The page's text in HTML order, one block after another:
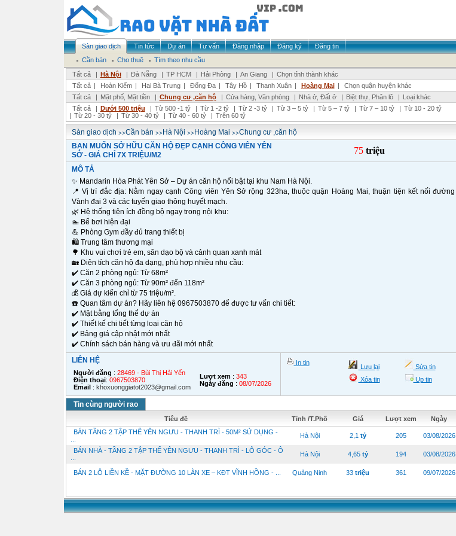
Sàn giao dịch Tin tức Dự án Tư vấn Đăng nhập Đăng ký
Đăng tin
Cần bán
Cho thuê
Tìm theo nhu cầu
Tất cả
| Hà Nội | Đà Nẵng | TP HCM | Hải Phòng | An Giang | Chọn tỉnh thành khác
Tất cả | Hoàn Kiếm | Hai Bà Trưng | Đống Đa | Tây Hồ | Thanh Xuân | Hoàng Mai |
Chọn quận huyện khác
Tất cả
| Mặt phố, Mặt tiền | Chung cư ,căn hộ | Cửa hàng, Văn phòng | Nhà ở, Đất ở | Biệt thự, Phân lô | Loại khác
Tất cả
| Dưới 500 triệu | Từ 500 -1 tỷ | Từ 1 -2 tỷ | Từ 2 -3 tỷ | Từ 3 – 5 tỷ | Từ 5 – 7 tỷ | Từ 7 – 10 tỷ | Từ 10 - 20 tỷ
| Từ 20 - 30 tỷ | Từ 30 - 40 tỷ | Từ 40 - 60 tỷ | Trên 60 tỷ
Sàn giao dịch >>Cần bán >>Hà Nội >>Hoàng Mai >>Chung cư ,căn hộ
BẠN MUỐN SỞ HỮU CĂN HỘ ĐẸP CẠNH CÔNG VIÊN YÊN
SỞ - GIÁ CHỈ 7X TRIỆU/M2
75 triệu
MÔ TẢ
✨ Mandarin Hòa Phát Yên Sở – Dự án căn hộ nổi bật tại khu Nam Hà Nội.
📍 Vị trí đắc địa: Nằm ngay cạnh Công viên Yên Sở rộng 323ha, thuộc quận Hoàng Mai, thuận tiện kết nối đường
Vành đai 3 và các tuyến giao thông huyết mạch.
🌿 Hệ thống tiện ích đồng bộ ngay trong nội khu:
🏊 Bể bơi hiện đại
💪 Phòng Gym đầy đủ trang thiết bị
🛍️ Trung tâm thương mại
🌳 Khu vui chơi trẻ em, sân dạo bộ và cảnh quan xanh mát
🏡 Diện tích căn hộ đa dạng, phù hợp nhiều nhu cầu:
✔️ Căn 2 phòng ngủ: Từ 68m²
✔️ Căn 3 phòng ngủ: Từ 90m² đến 118m²
💰 Giá dự kiến chỉ từ 75 triệu/m².
☎️ Quan tâm dự án? Hãy liên hệ 0967503870 để được tư vấn chi tiết:
✔️ Mặt bằng tổng thể dự án
✔️ Thiết kế chi tiết từng loại căn hộ
✔️ Bảng giá cập nhật mới nhất
✔️ Chính sách bán hàng và ưu đãi mới nhất
LIÊN HỆ
Người đăng : 28469 - Bùi Thị Hải Yến
Điện thoại: 0967503870
Email: khoxuonggiatot2023@gmail.com
Lượt xem: 343
Ngày đăng : 08/07/2026
In tin
Lưu lại
Sửa tin
Xóa tin
Up tin
Tin cùng người rao
Tiêu đề Tỉnh /T.Phố Giá Lượt xem
Ngày
BÁN TẦNG 2 TẬP THỂ YÊN NGƯU - THANH TRÌ - 50M² SỬ DỤNG -
Hà Nội 2,1 tỷ 205 03/08/2026
BÁN NHÀ - TẦNG 2 TẬP THỂ YÊN NGƯU - THANH TRÌ - LÔ GÓC - Ô
Hà Nội 4,65 tỷ 194 03/08/2026
BÁN 2 LÔ LIỀN KỀ - MẶT ĐƯỜNG 10 LÀN XE – KĐT VĨNH HỒNG - ... Quảng Ninh 33 triệu 361 09/07/2026